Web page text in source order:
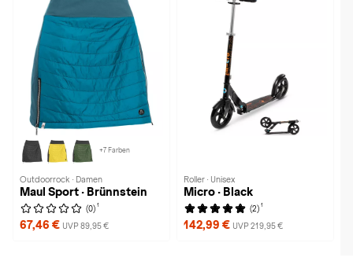
+7 Farben
Outdoorrock · Damen
Maul Sport · Brünnstein
(0) 1
67,46 € UVP 89,95 €
Roller · Unisex
Micro · Black
(2) 1
142,99 € UVP 219,95 €